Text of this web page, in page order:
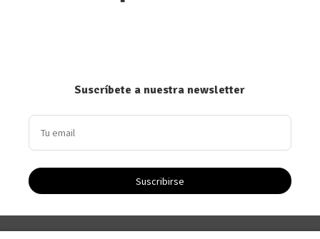
Suscríbete a nuestra newsletter
Suscribirse